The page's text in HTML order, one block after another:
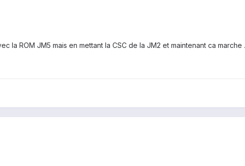
la ROM JM5 mais en mettant la CSC de la JM2 et maintenant ca marche